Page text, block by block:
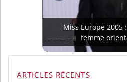
Miss Europe 2005
femme
ARTICLES RÉCENTS